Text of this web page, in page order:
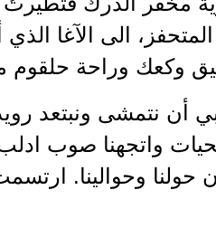
الى الآغا الذي
وكعك وراحة
نتمشى ونبتعد
التحيات واتجهنا صوب
حولنا وحوالينا.